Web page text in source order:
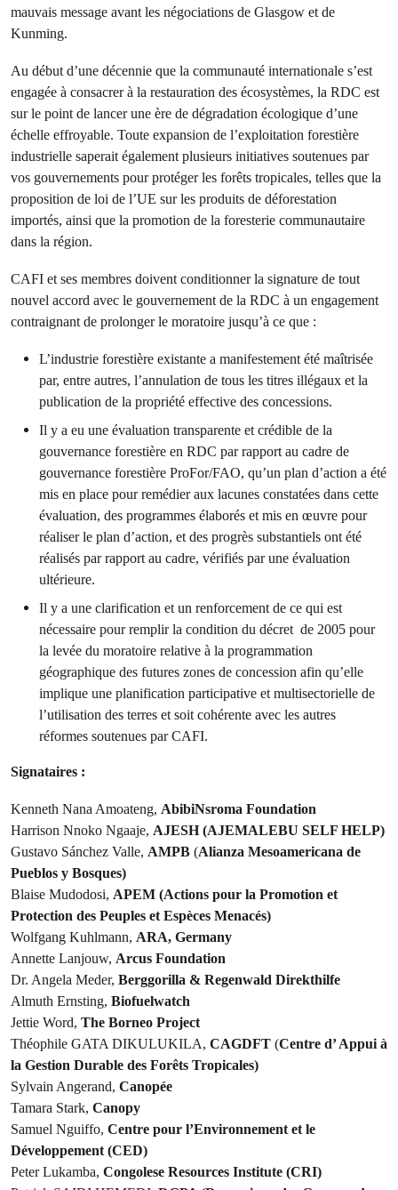
mauvais message avant les négociations de Glasgow et de
Kunming.
Au début d’une décennie que la communauté internationale s’est
engagée à consacrer à la restauration des écosystèmes, la RDC est
sur le point de lancer une ère de dégradation écologique d’une
échelle effroyable. Toute expansion de l’exploitation forestière
industrielle saperait également plusieurs initiatives soutenues par
vos gouvernements pour protéger les forêts tropicales, telles que la
proposition de loi de l’UE sur les produits de déforestation
importés, ainsi que la promotion de la foresterie communautaire
dans la région.
CAFI et ses membres doivent conditionner la signature de tout
nouvel accord avec le gouvernement de la RDC à un engagement
contraignant de prolonger le moratoire jusqu’à ce que :
L’industrie forestière existante a manifestement été maîtrisée
par, entre autres, l’annulation de tous les titres illégaux et la
publication de la propriété effective des concessions.
Il y a eu une évaluation transparente et crédible de la
gouvernance forestière en RDC par rapport au cadre de
gouvernance forestière ProFor/FAO, qu’un plan d’action a été
mis en place pour remédier aux lacunes constatées dans cette
évaluation, des programmes élaborés et mis en œuvre pour
réaliser le plan d’action, et des progrès substantiels ont été
réalisés par rapport au cadre, vérifiés par une évaluation
ultérieure.
Il y a une clarification et un renforcement de ce qui est
nécessaire pour remplir la condition du décret de 2005 pour
la levée du moratoire relative à la programmation
géographique des futures zones de concession afin qu’elle
implique une planification participative et multisectorielle de
l’utilisation des terres et soit cohérente avec les autres
réformes soutenues par CAFI.
Signataires :
Kenneth Nana Amoateng, AbibiNsroma Foundation
Harrison Nnoko Ngaaje, AJESH (AJEMALEBU SELF HELP)
Gustavo Sánchez Valle, AMPB (Alianza Mesoamericana de
Pueblos y Bosques)
Blaise Mudodosi, APEM (Actions pour la Promotion et
Protection des Peuples et Espèces Menacés)
Wolfgang Kuhlmann, ARA, Germany
Annette Lanjouw, Arcus Foundation
Dr. Angela Meder, Berggorilla & Regenwald Direkthilfe
Almuth Ernsting, Biofuelwatch
Jettie Word, The Borneo Project
Théophile GATA DIKULUKILA, CAGDFT (Centre d’ Appui à
la Gestion Durable des Forêts Tropicales)
Sylvain Angerand, Canopée
Tamara Stark, Canopy
Samuel Nguiffo, Centre pour l’Environnement et le
Développement (CED)
Peter Lukamba, Congolese Resources Institute (CRI)